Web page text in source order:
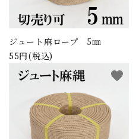
ジュート麻ロープ 5㎜
55円(税込)
favorite